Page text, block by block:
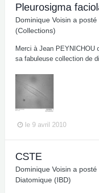
Pleurosigma
Dominique Voisin a posté
(Collections)
Merci à Jean PEYNICHOU
sa fabuleuse collection de
le 9 avril 2010
CSTE
Dominique Voisin a posté
Diatomique (IBD)